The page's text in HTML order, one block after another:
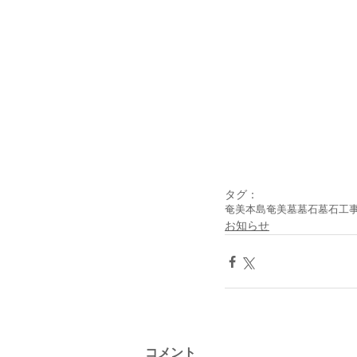
タグ：
奄美本島奄美墓墓石墓石工
お知らせ
コメント